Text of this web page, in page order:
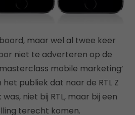
maar wel al twee keer
niet te adverteren op de
mobile marketing’
publiek dat naar de RTL Z
niet bij RTL, maar bij een
terecht komen.